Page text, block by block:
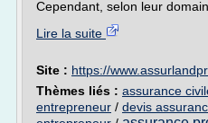
Cependant, selon leur
Lire la suite
Site : https://
Thèmes liés : assurance
entrepreneur / devis